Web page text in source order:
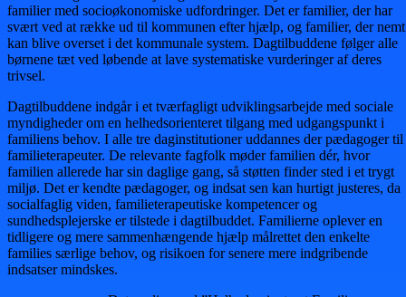
familier med socioøkonomiske udfordringer. Det er familier, der har
svært ved at række ud til kommunen efter hjælp, og familier, der nemt
kan blive overset i det kommunale system. Dagtilbuddene følger alle
børnene tæt ved løbende at lave systematiske vurderinger af deres
trivsel.
Dagtilbuddene indgår i et tværfagligt udviklingsarbejde med sociale
myndigheder om en helhedsorienteret tilgang med udgangspunkt i
familiens behov. I alle tre daginstitutioner uddannes der pædagoger til
familieterapeuter. De relevante fagfolk møder familien dér, hvor
familien allerede har sin daglige gang, så støtten finder sted i et trygt
miljø. Det er kendte pædagoger, og indsat sen kan hurtigt justeres, da
socialfaglig viden, familieterapeutiske kompetencer og
sundhedsplejerske er tilstede i dagtilbuddet. Familierne oplever en
tidligere og mere sammenhængende hjælp målrettet den enkelte
families særlige behov, og risikoen for senere mere indgribende
indsatser mindskes.